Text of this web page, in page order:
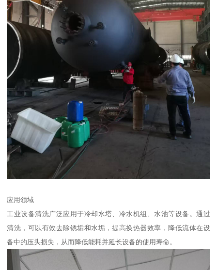
应用领域
工业设备清洗广泛应用于冷却水塔、冷水机组、水池等设备。通过
清洗，可以有效去除锈垢和水垢，提高换热器效率，降低流体在设
备中的压头损失，从而降低能耗并延长设备的使用寿命。